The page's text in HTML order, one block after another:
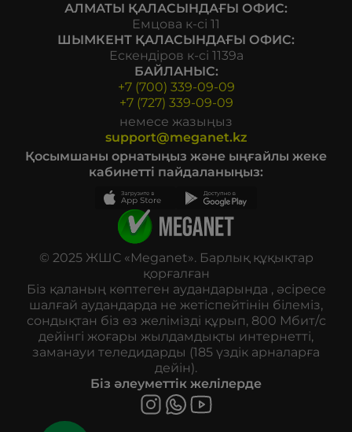
АЛМАТЫ ҚАЛАСЫНДАҒЫ ОФИС:
Емцова к-сі 11
ШЫМКЕНТ ҚАЛАСЫНДАҒЫ ОФИС:
Ескендіров к-сі 1139а
БАЙЛАНЫС:
+7 (700) 339-09-09
+7 (727) 339-09-09
немесе жазыңыз
support@meganet.kz
Қосымшаны орнатыңыз және ыңғайлы жеке
кабинетті пайдаланыңыз:
© 2025 ЖШС «Meganet». Барлық құқықтар
қорғалған
Біз қаланың көптеген аудандарында , әсіресе
шалғай аудандарда не жетіспейтінін білеміз,
сондықтан біз өз желімізді құрып, 800 Мбит/с
дейінгі жоғары жылдамдықты интернетті,
заманауи теледидарды (185 үздік арналарға
дейін).
Біз әлеуметтік желілерде